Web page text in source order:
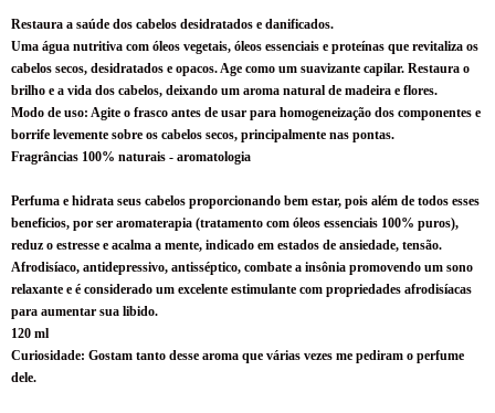
Restaura a saúde dos cabelos desidratados e danificados.
Uma água nutritiva com óleos vegetais, óleos essenciais e proteínas que revitaliza os
cabelos secos, desidratados e opacos. Age como um suavizante capilar. Restaura o
brilho e a vida dos cabelos, deixando um aroma natural de madeira e flores.
Modo de uso: Agite o frasco antes de usar para homogeneização dos componentes e
borrife levemente sobre os cabelos secos, principalmente nas pontas.
Fragrâncias 100% naturais - aromatologia
Perfuma e hidrata seus cabelos proporcionando bem estar, pois além de todos esses
beneficios, por ser aromaterapia (tratamento com óleos essenciais 100% puros),
reduz o estresse e acalma a mente, indicado em estados de ansiedade, tensão.
Afrodisíaco, antidepressivo, antisséptico, combate a insônia promovendo um sono
relaxante e é considerado um excelente estimulante com propriedades afrodisíacas
para aumentar sua libido.
120 ml
Curiosidade: Gostam tanto desse aroma que várias vezes me pediram o perfume
dele.